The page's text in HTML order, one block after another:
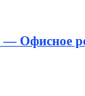
— Офисное